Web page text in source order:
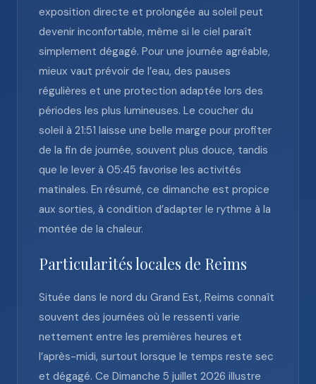
exposition directe et prolongée au soleil peut
devenir inconfortable, même si le ciel paraît
simplement dégagé. Pour une journée agréable,
mieux vaut prévoir de l’eau, des pauses
régulières et une protection adaptée lors des
périodes les plus lumineuses. Le coucher du
soleil à 21:51 laisse une belle marge pour profiter
de la fin de journée, souvent plus douce, tandis
que le lever à 05:45 favorise les activités
matinales. En résumé, ce dimanche est propice
aux sorties, à condition d’adapter le rythme à la
montée de la chaleur.
Particularités locales de Reims
Située dans le nord du Grand Est, Reims connaît
souvent des journées où le ressenti varie
nettement entre les premières heures et
l’après-midi, surtout lorsque le temps reste sec
et dégagé. Ce Dimanche 5 juillet 2026 illustre